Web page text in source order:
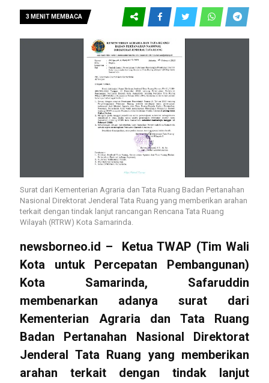
3 MENIT MEMBACA
Surat dari Kementerian Agraria dan Tata Ruang Badan Pertanahan
Nasional Direktorat Jenderal Tata Ruang yang memberikan arahan
terkait dengan tindak lanjut rancangan Rencana Tata Ruang
Wilayah (RTRW) Kota Samarinda.
newsborneo.id – Ketua TWAP (Tim Wali
Kota untuk Percepatan Pembangunan)
Kota Samarinda, Safaruddin
membenarkan adanya surat dari
Kementerian Agraria dan Tata Ruang
Badan Pertanahan Nasional Direktorat
Jenderal Tata Ruang yang memberikan
arahan terkait dengan tindak lanjut